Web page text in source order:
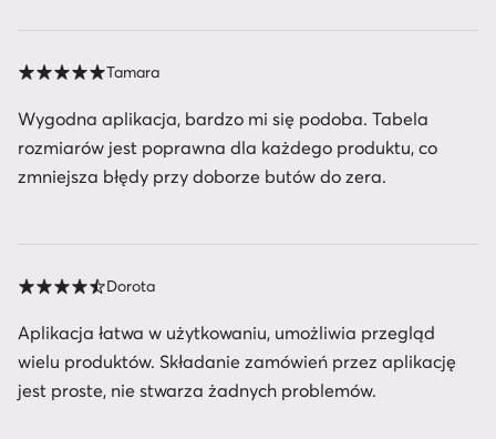
Tamara
Wygodna aplikacja, bardzo mi się podoba. Tabela
rozmiarów jest poprawna dla każdego produktu, co
zmniejsza błędy przy doborze butów do zera.
Dorota
Aplikacja łatwa w użytkowaniu, umożliwia przegląd
wielu produktów. Składanie zamówień przez aplikację
jest proste, nie stwarza żadnych problemów.